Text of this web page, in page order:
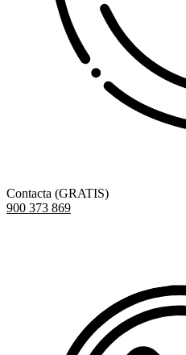
Contacta (GRATIS)
900 373 869